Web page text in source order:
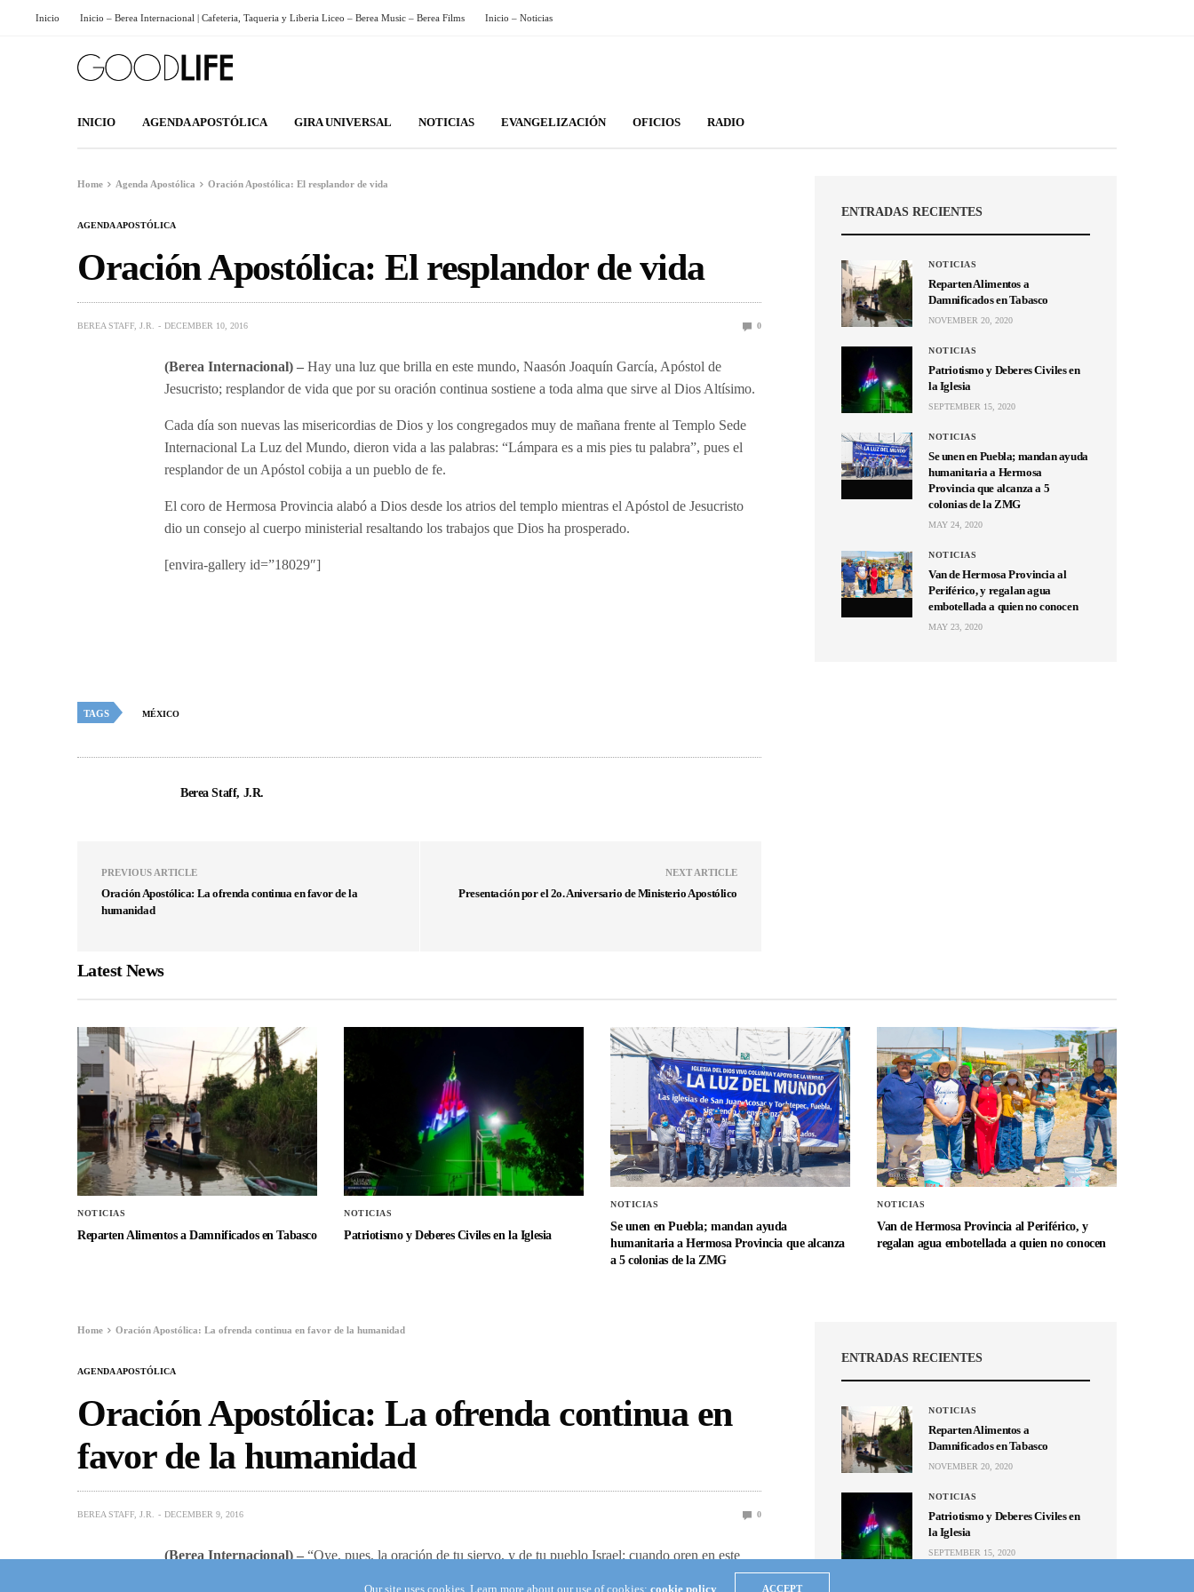
Inicio Inicio – Berea Internacional | Cafeteria, Taqueria y Liberia Liceo – Berea Music – Berea Films Inicio – Noticias
INICIO AGENDA APOSTÓLICA GIRA UNIVERSAL NOTICIAS EVANGELIZACIÓN OFICIOS RADIO
Home Agenda Apostólica Oración Apostólica: El resplandor de vida
AGENDA APOSTÓLICA
Oración Apostólica: El resplandor de vida
BEREA STAFF, J.R. DECEMBER 10, 2016 0
(Berea Internacional) – Hay una luz que brilla en este mundo, Naasón Joaquín García, Apóstol de
Jesucristo; resplandor de vida que por su oración continua sostiene a toda alma que sirve al Dios Altísimo.
Cada día son nuevas las misericordias de Dios y los congregados muy de mañana frente al Templo Sede
Internacional La Luz del Mundo, dieron vida a las palabras: “Lámpara es a mis pies tu palabra”, pues el
resplandor de un Apóstol cobija a un pueblo de fe.
El coro de Hermosa Provincia alabó a Dios desde los atrios del templo mientras el Apóstol de Jesucristo
dio un consejo al cuerpo ministerial resaltando los trabajos que Dios ha prosperado.
[envira-gallery id=”18029″]
TAGS MÉXICO
Berea Staff, J.R.
PREVIOUS ARTICLE
Oración Apostólica: La ofrenda continua en favor de la
humanidad
NEXT ARTICLE
Presentación por el 2o. Aniversario de Ministerio Apostólico
ENTRADAS RECIENTES
NOTICIAS
Reparten Alimentos a
Damnificados en Tabasco
NOVEMBER 20, 2020
NOTICIAS
Patriotismo y Deberes Civiles en
la Iglesia
SEPTEMBER 15, 2020
NOTICIAS
Se unen en Puebla; mandan ayuda
humanitaria a Hermosa
Provincia que alcanza a 5
colonias de la ZMG
MAY 24, 2020
NOTICIAS
Van de Hermosa Provincia al
Periférico, y regalan agua
embotellada a quien no conocen
MAY 23, 2020
Latest News
NOTICIAS
Reparten Alimentos a Damnificados en Tabasco
NOTICIAS
Patriotismo y Deberes Civiles en la Iglesia
NOTICIAS
Se unen en Puebla; mandan ayuda
humanitaria a Hermosa Provincia que alcanza
a 5 colonias de la ZMG
NOTICIAS
Van de Hermosa Provincia al Periférico, y
regalan agua embotellada a quien no conocen
Home Oración Apostólica: La ofrenda continua en favor de la humanidad
AGENDA APOSTÓLICA
Oración Apostólica: La ofrenda continua en
favor de la humanidad
BEREA STAFF, J.R. DECEMBER 9, 2016 0
(Berea Internacional) –“Oye, pues, la oración de tu siervo, y de tu pueblo Israel; cuando oren en este
ENTRADAS RECIENTES
NOTICIAS
Reparten Alimentos a
Damnificados en Tabasco
NOVEMBER 20, 2020
NOTICIAS
Patriotismo y Deberes Civiles en
la Iglesia
SEPTEMBER 15, 2020
Our site uses cookies. Learn more about our use of cookies:cookie policy ACCEPT